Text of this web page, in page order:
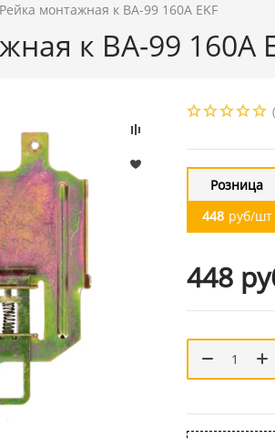
Рейка монтажная к ВА-99 160А EKF
к ВА-99 160А
Розница
448 руб/шт
448